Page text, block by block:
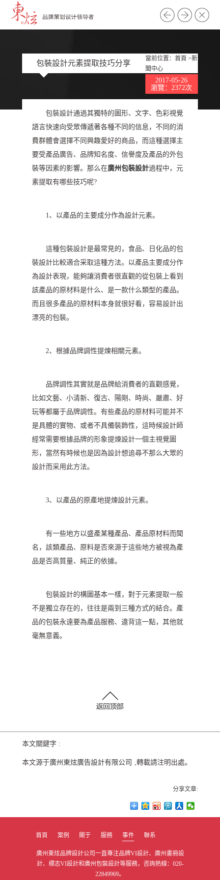
包裝設計元素提取技巧分享
當前位置： 首頁 >新
聞中心
2017-05-26
瀏覽：2372次
包裝設計通過其獨特的圖形、文字、色彩視覺
語言快速向受眾傳遞著各種不同的信息，不同的消
費群體會選擇不同興趣愛好的商品，而這種選擇主
要受產品廣告、品牌知名度、信譽度及產品的外包
裝等因素的影響。那么在廣州包裝設計過程中，元
素提取有哪些技巧呢?
1、以產品的主要成分作為設計元素。
這種包裝設計是最常見的，食品、日化品的包
裝設計比較適合采取這種方法。以產品主要成分作
為設計表現，能夠讓消費者很直觀的從包裝上看到
該產品的原材料是什么、是一款什么類型的產品。
而且很多產品的原材料本身就很好看，容易設計出
漂亮的包裝。
2、根據品牌調性提煉相關元素。
品牌調性其實就是品牌給消費者的直觀感覺，
比如文藝、小清新、復古、陽剛、時尚、嚴肅、好
玩等都屬于品牌調性。有些產品的原材料可能并不
是具體的實物、或者不具備裝飾性，這時候設計師
經常需要根據品牌的形象提煉設計一個主視覺圖
形，當然有時候也是因為設計想追尋不那么大眾的
設計而采用此方法。
3、以產品的原產地提煉設計元素。
有一些地方以盛產某種產品、產品原材料而聞
名，該類產品、原料是否來源于這些地方被視為產
品是否高質量、純正的依據。
包裝設計的構圖基本一樣，對于元素提取一般
不是獨立存在的，往往是兩到三種方式的結合。產
品的包裝永遠要為產品服務、違背這一點，其他就
毫無意義。
本文關鍵字 :
本文源于廣州東炫廣告設計有限公司 ,轉載請注明出處。
分享文章:
首頁 案例 關于 服務 事件 聯系
廣州東炫品牌設計公司一直專注品牌VI設計、廣州畫冊設
計、標志VI設計和廣州包裝設計等服務，咨詢熱線：020-
22849969。